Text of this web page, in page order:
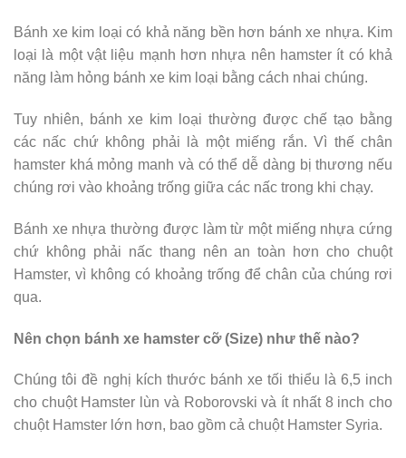
Bánh xe kim loại có khả năng bền hơn bánh xe nhựa. Kim
loại là một vật liệu mạnh hơn nhựa nên hamster ít có khả
năng làm hỏng bánh xe kim loại bằng cách nhai chúng.
Tuy nhiên, bánh xe kim loại thường được chế tạo bằng
các nấc chứ không phải là một miếng rắn. Vì thế chân
hamster khá mỏng manh và có thể dễ dàng bị thương nếu
chúng rơi vào khoảng trống giữa các nấc trong khi chạy.
Bánh xe nhựa thường được làm từ một miếng nhựa cứng
chứ không phải nấc thang nên an toàn hơn cho chuột
Hamster, vì không có khoảng trống để chân của chúng rơi
qua.
Nên chọn bánh xe hamster cỡ (Size) như thế nào?
Chúng tôi đề nghị kích thước bánh xe tối thiểu là 6,5 inch
cho chuột Hamster lùn và Roborovski và ít nhất 8 inch cho
chuột Hamster lớn hơn, bao gồm cả chuột Hamster Syria.